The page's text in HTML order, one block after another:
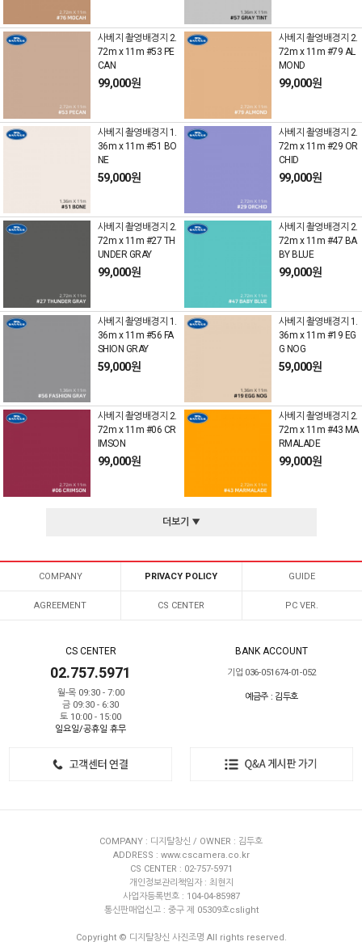
사베지 촬영배경지 2.
72m x 11m #53 PE
CAN
99,000원
사베지 촬영배경지 2.
72m x 11m #79 AL
MOND
99,000원
사베지 촬영배경지 1.
36m x 11m #51 BO
NE
59,000원
사베지 촬영배경지 2.
72m x 11m #29 OR
CHID
99,000원
사베지 촬영배경지 2.
72m x 11m #27 TH
UNDER GRAY
99,000원
사베지 촬영배경지 2.
72m x 11m #47 BA
BY BLUE
99,000원
사베지 촬영배경지 1.
36m x 11m #56 FA
SHION GRAY
59,000원
사베지 촬영배경지 1.
36m x 11m #19 EG
G NOG
59,000원
사베지 촬영배경지 2.
72m x 11m #06 CR
IMSON
99,000원
사베지 촬영배경지 2.
72m x 11m #43 MA
RMALADE
99,000원
더보기 ▼
COMPANY PRIVACY POLICY GUIDE
AGREEMENT CS CENTER PC VER.
CS CENTER
02.757.5971
월-목 09:30 - 7:00
금 09:30 - 6:30
토 10:00 - 15:00
일요일/공휴일 휴무
BANK ACCOUNT
기업 036-051674-01-052
예금주 : 김두호
COMPANY : 디지탈창신 / OWNER : 김두호
ADDRESS : www.cscamera.co.kr
CS CENTER : 02-757-5971
개인정보관리책임자 : 최현지
사업자등록번호 : 104-04-85987
통신판매업신고 : 중구 제 05309호cslight
Copyright © 디지탈창신 사진조명 All rights reserved.